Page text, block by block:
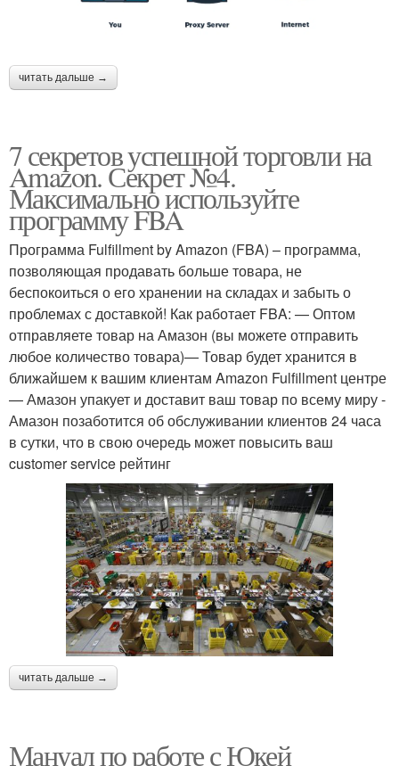
читать дальше →
7 секретов успешной торговли на
Amazon. Секрет №4.
Максимально используйте
программу FBA
Программа Fulfillment by Amazon (FBA) – программа,
позволяющая продавать больше товара, не
беспокоиться о его хранении на складах и забыть о
проблемах с доставкой! Как работает FBA: — Оптом
отправляете товар на Амазон (вы можете отправить
любое количество товара)— Товар будет хранится в
ближайшем к вашим клиентам Amazon Fulfillment центре
— Амазон упакует и доставит ваш товар по всему миру -
Амазон позаботится об обслуживании клиентов 24 часа
в сутки, что в свою очередь может повысить ваш
customer service рейтинг
читать дальше →
Мануал по работе с Юкей